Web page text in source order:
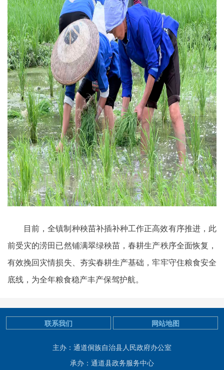
目前，全镇制种秧苗补插补种工作正高效有序推进，此
前受灾的涝田已然铺满翠绿秧苗，春耕生产秩序全面恢复，
有效挽回灾情损失、夯实春耕生产基础，牢牢守住粮食安全
底线，为全年粮食稳产丰产保驾护航。
主办：通道侗族自治县人民政府办公室
承办：通道县政务服务中心
联系我们 网站地图